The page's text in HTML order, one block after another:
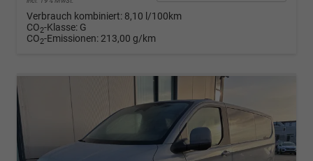
Verbrauch kombiniert: 8,10 l/100km
CO2-Klasse: G
CO2-Emissionen: 213,00 g/km